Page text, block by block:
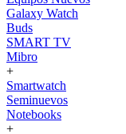
Galaxy Watch
Buds
SMART TV
Mibro
+
Smartwatch
Seminuevos
Notebooks
+